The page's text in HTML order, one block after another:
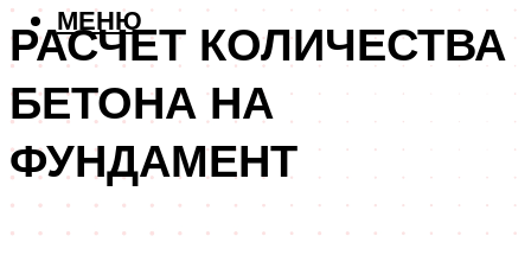
МЕНЮ
РАСЧЕТ КОЛИЧЕСТВА
БЕТОНА НА
ФУНДАМЕНТ